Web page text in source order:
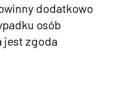
dodatkowo
osób
jest zgoda